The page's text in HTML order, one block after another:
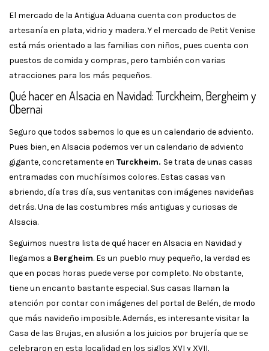
El mercado de la Antigua Aduana cuenta con productos de
artesanía en plata, vidrio y madera. Y el mercado de Petit Venise
está más orientado a las familias con niños, pues cuenta con
puestos de comida y compras, pero también con varias
atracciones para los más pequeños.
Qué hacer en Alsacia en Navidad: Turckheim, Bergheim y
Obernai
Seguro que todos sabemos lo que es un calendario de adviento.
Pues bien, en Alsacia podemos ver un calendario de adviento
gigante, concretamente en Turckheim. Se trata de unas casas
entramadas con muchísimos colores. Estas casas van
abriendo, día tras día, sus ventanitas con imágenes navideñas
detrás. Una de las costumbres más antiguas y curiosas de
Alsacia.
Seguimos nuestra lista de qué hacer en Alsacia en Navidad y
llegamos a Bergheim. Es un pueblo muy pequeño, la verdad es
que en pocas horas puede verse por completo. No obstante,
tiene un encanto bastante especial. Sus casas llaman la
atención por contar con imágenes del portal de Belén, de modo
que más navideño imposible. Además, es interesante visitar la
Casa de las Brujas, en alusión a los juicios por brujería que se
celebraron en esta localidad en los siglos XVI y XVII.